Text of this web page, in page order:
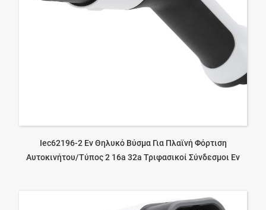
Iec62196-2 Ev Θηλυκό Βύσμα Για Πλαϊνή Φόρτιση
Αυτοκινήτου/τύπος 2 16a 32a Τριφασικοί Σύνδεσμοι Ev